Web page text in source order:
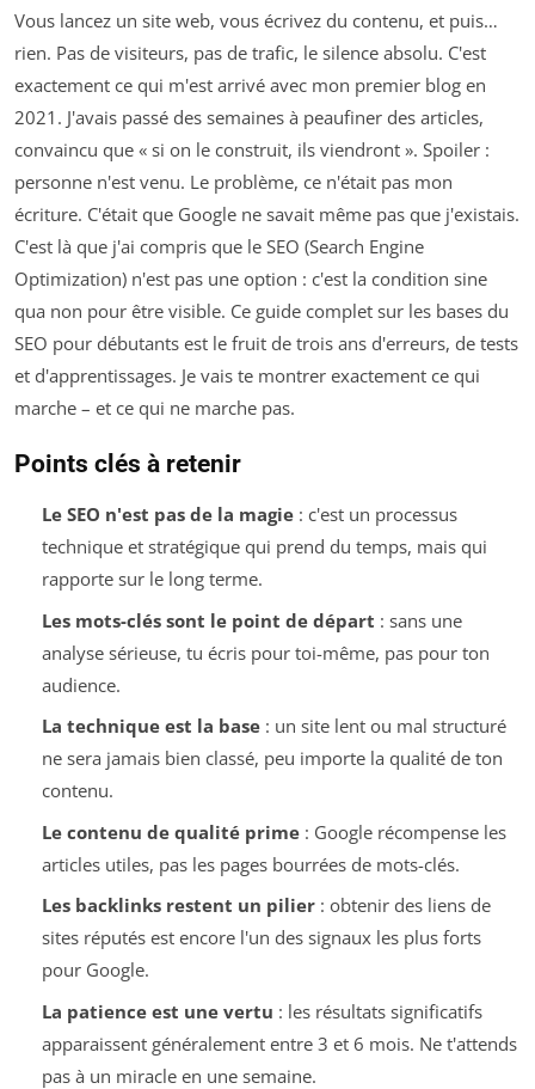
Vous lancez un site web, vous écrivez du contenu, et puis…
rien. Pas de visiteurs, pas de trafic, le silence absolu. C'est
exactement ce qui m'est arrivé avec mon premier blog en
2021. J'avais passé des semaines à peaufiner des articles,
convaincu que « si on le construit, ils viendront ». Spoiler :
personne n'est venu. Le problème, ce n'était pas mon
écriture. C'était que Google ne savait même pas que j'existais.
C'est là que j'ai compris que le SEO (Search Engine
Optimization) n'est pas une option : c'est la condition sine
qua non pour être visible. Ce guide complet sur les bases du
SEO pour débutants est le fruit de trois ans d'erreurs, de tests
et d'apprentissages. Je vais te montrer exactement ce qui
marche – et ce qui ne marche pas.
Points clés à retenir
Le SEO n'est pas de la magie: c'est un processus
technique et stratégique qui prend du temps, mais qui
rapporte sur le long terme.
Les mots-clés sont le point de départ : sans une
analyse sérieuse, tu écris pour toi-même, pas pour ton
audience.
La technique est la base: un site lent ou mal structuré
ne sera jamais bien classé, peu importe la qualité de ton
contenu.
Le contenu de qualité prime: Google récompense les
articles utiles, pas les pages bourrées de mots-clés.
Les backlinks restent un pilier: obtenir des liens de
sites réputés est encore l'un des signaux les plus forts
pour Google.
La patience est une vertu : les résultats significatifs
apparaissent généralement entre 3 et 6 mois. Ne t'attends
pas à un miracle en une semaine.